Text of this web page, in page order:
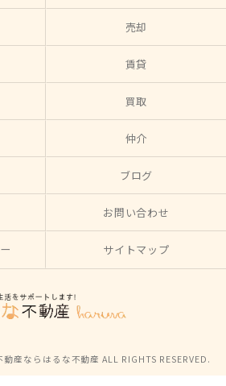
売却
賃貸
買取
仲介
ブログ
お問い合わせ
サイトマップ
産ならはるな不動産 ALL RIGHTS RESERVED.